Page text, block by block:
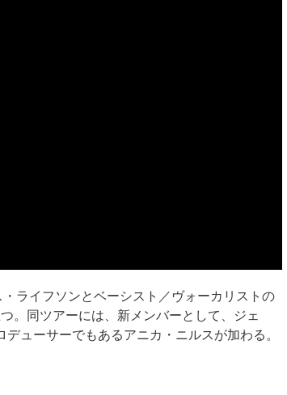
ライフソンとベーシスト／ヴォーカリストの
。同ツアーには、新メンバーとして、ジェ
ューサーでもあるアニカ・ニルスが加わる。